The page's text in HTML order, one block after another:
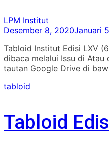
LPM Institut
Desember 8, 2020Januari
Tabloid Institut Edisi LXV
dibaca melalui Issu di Atau
tautan Google Drive di
tabloid
Tabloid